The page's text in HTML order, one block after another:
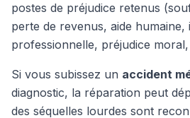
postes de préjudice retenus
perte de revenus, aide humaine,
professionnelle, préjudice
Si vous subissez un accident
diagnostic, la réparation peut
des séquelles lourdes sont